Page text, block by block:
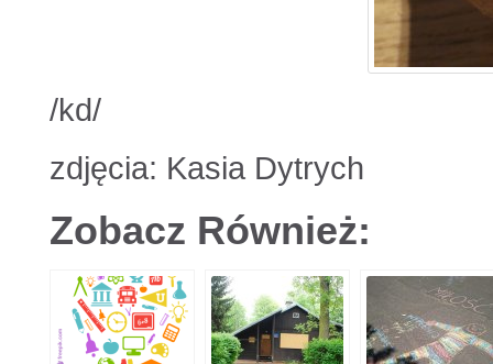
/kd/
zdjęcia: Kasia Dytrych
Zobacz Również: